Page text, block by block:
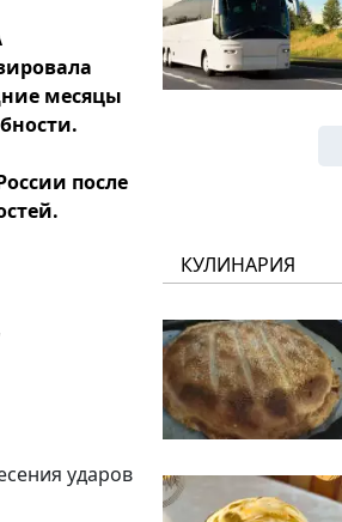
месяцы
после
ударов
КУЛИНАРИЯ